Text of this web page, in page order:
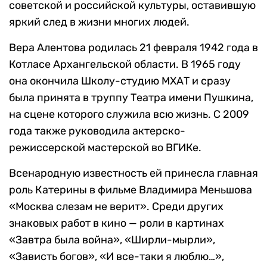
советской и российской культуры, оставившую
яркий след в жизни многих людей.
Вера Алентова родилась 21 февраля 1942 года в
Котласе Архангельской области. В 1965 году
она окончила Школу-студию МХАТ и сразу
была принята в труппу Театра имени Пушкина,
на сцене которого служила всю жизнь. С 2009
года также руководила актерско-
режиссерской мастерской во ВГИКе.
Всенародную известность ей принесла главная
роль Катерины в фильме Владимира Меньшова
«Москва слезам не верит». Среди других
знаковых работ в кино — роли в картинах
«Завтра была война», «Ширли-мырли»,
«Зависть богов», «И все-таки я люблю…»,